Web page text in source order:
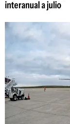
interanual a julio